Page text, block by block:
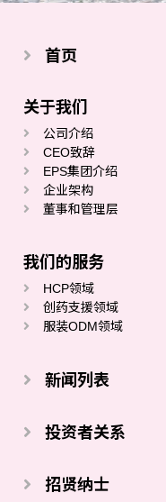
首页
关于我们
公司介绍
CEO致辞
EPS集团介绍
企业架构
董事和管理层
我们的服务
HCP领域
创药支援领域
服装ODM领域
新闻列表
投资者关系
招贤纳士